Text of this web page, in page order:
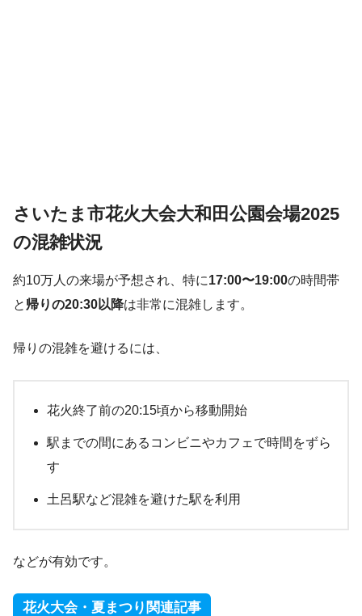
さいたま市花火大会大和田公園会場2025
の混雑状況
約10万人の来場が予想され、特に17:00〜19:00の時間帯
と 帰りの20:30以降は非常に混雑します。
帰りの混雑を避けるには、
花火終了前の20:15頃から移動開始
駅までの間にあるコンビニやカフェで時間をずら
す
土呂駅など混雑を避けた駅を利用
などが有効です。
花火大会・夏まつり関連記事